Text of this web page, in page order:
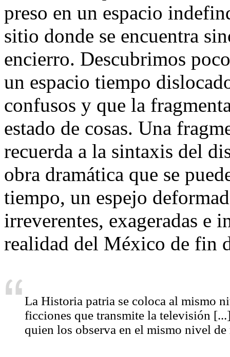
preso en un espacio
sitio donde se encuentra
encierro. Descubrimos
un espacio tiempo
confusos y que la
estado de cosas. Una
recuerda a la sintaxis del
obra dramática que se
tiempo, un espejo
irreverentes, exageradas e
realidad del México de fin
La Historia patria se coloca al mismo
ficciones que transmite la televisión
quien los observa en el mismo nivel de